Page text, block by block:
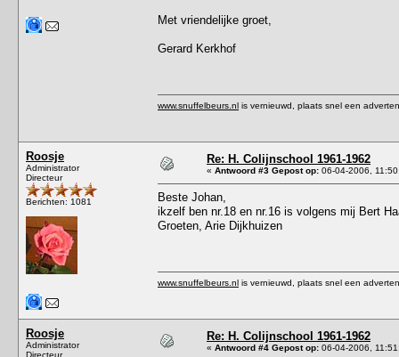
Met vriendelijke groet,
Gerard Kerkhof
www.snuffelbeurs.nl is vernieuwd, plaats snel een
Roosje
Administrator
Directeur
Berichten: 1081
Re: H. Colijnschool 1961-1962
« Antwoord #3 Gepost op: 06-04-2006,
Beste Johan,
ikzelf ben nr.18 en nr.16 is volgens mij Bert
Groeten, Arie Dijkhuizen
www.snuffelbeurs.nl is vernieuwd, plaats snel een
Roosje
Administrator
Directeur
Re: H. Colijnschool 1961-1962
« Antwoord #4 Gepost op: 06-04-2006,